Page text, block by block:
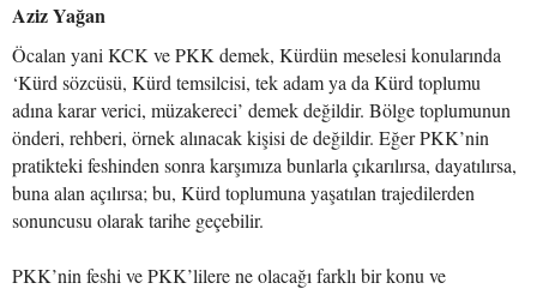
Aziz Yağan
Öcalan yani KCK ve PKK demek, Kürdün meselesi konularında
‘Kürd sözcüsü, Kürd temsilcisi, tek adam ya da Kürd toplumu
adına karar verici, müzakereci’ demek değildir. Bölge toplumunun
önderi, rehberi, örnek alınacak kişisi de değildir. Eğer PKK’nin
pratikteki feshinden sonra karşımıza bunlarla çıkarılırsa, dayatılırsa,
buna alan açılırsa; bu, Kürd toplumuna yaşatılan trajedilerden
sonuncusu olarak tarihe geçebilir.
PKK’nin feshi ve PKK’lilere ne olacağı farklı bir konu ve